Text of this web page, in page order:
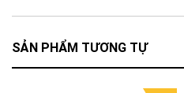
SẢN PHẨM TƯƠNG TỰ